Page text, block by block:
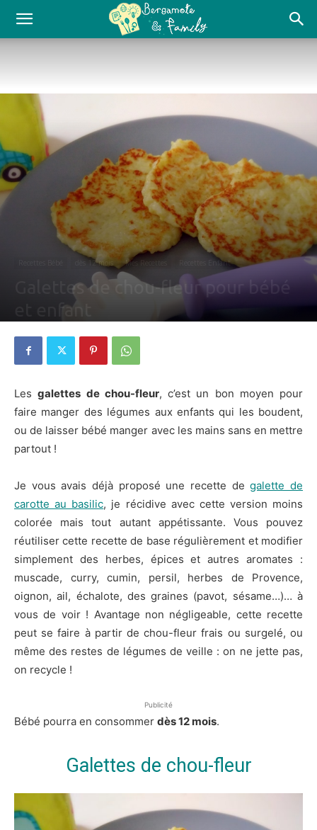
dès 12 mois Mes Recettes Recettes Enfant
Galettes de chou-fleur pour bébé
et enfant
Lesgalettes de chou-fleur, c’est un bon moyen pour
faire manger des légumes aux enfants qui les boudent,
ou de laisser bébé manger avec les mains sans en mettre
partout !
Je vous avais déjà proposé une recette degalette de
carotte au basilic, je récidive avec cette version moins
colorée mais tout autant appétissante. Vous pouvez
réutiliser cette recette de base régulièrement et modifier
simplement des herbes, épices et autres aromates :
muscade, curry, cumin, persil, herbes de Provence,
oignon, ail, échalote, des graines (pavot, sésame…)… à
vous de voir ! Avantage non négligeable, cette recette
peut se faire à partir de chou-fleur frais ou surgelé, ou
même des restes de légumes de veille : on ne jette pas,
on recycle !
Publicité
Bébé pourra en consommer dès 12 mois.
Galettes de chou-fleur